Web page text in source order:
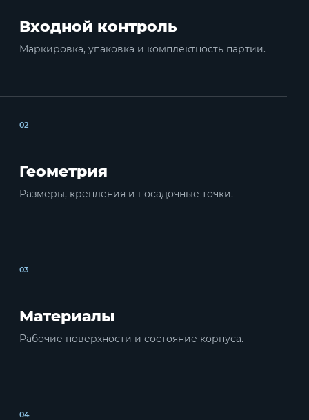
Входной контроль
Маркировка, упаковка и комплектность партии.
02
Геометрия
Размеры, крепления и посадочные точки.
03
Материалы
Рабочие поверхности и состояние корпуса.
04